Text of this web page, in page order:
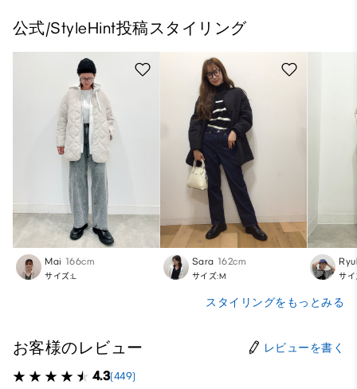
公式/StyleHint投稿スタイリング
Mai 166cm
サイズ:L
Sara 162cm
サイズ:M サ
スタイリングをもっとみる
お客様のレビュー レビューを書く
4.3(449)